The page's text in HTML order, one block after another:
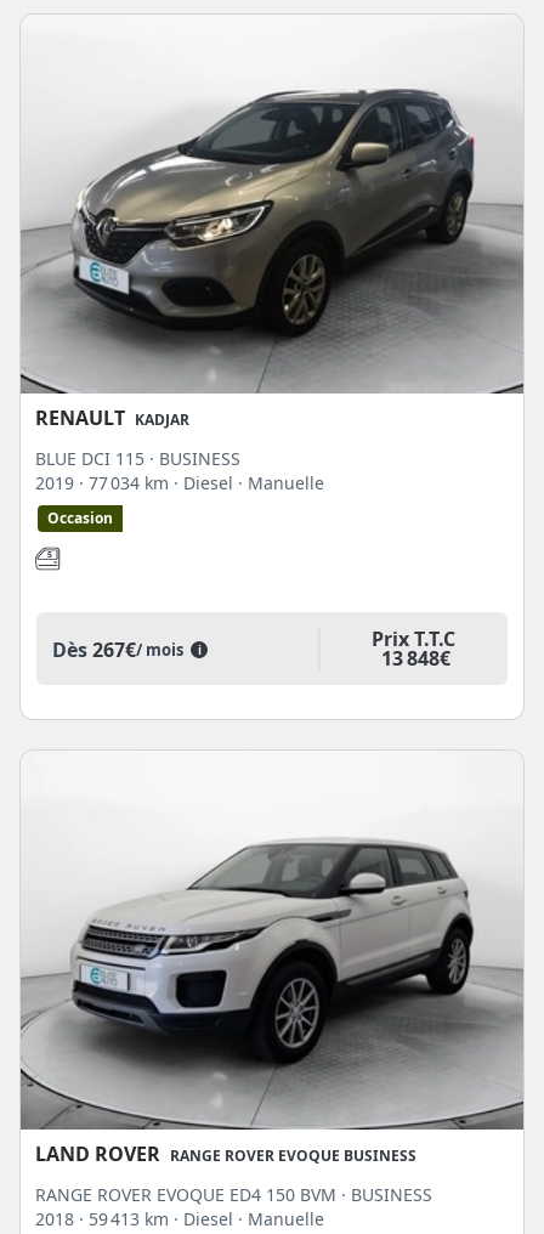
RENAULT KADJAR
BLUE DCI 115 · BUSINESS
2019 · 77 034 km · Diesel · Manuelle
Occasion
Dès267€/ mois i Prix T.T.C
13 848€
LAND ROVER RANGE ROVER EVOQUE BUSINESS
RANGE ROVER EVOQUE ED4 150 BVM · BUSINESS
2018 · 59 413 km · Diesel · Manuelle